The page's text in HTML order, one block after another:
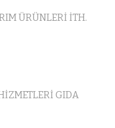
ÜRÜNLERİ İTH.
GIDA